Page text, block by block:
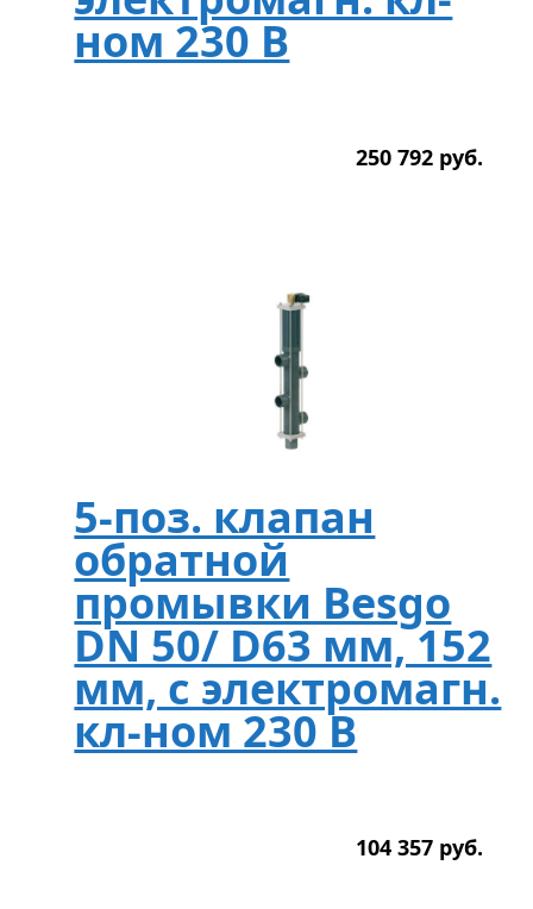
ном 230 В
250 792 руб.
5-поз. клапан
обратной
промывки Besgo
DN 50/ D63 мм, 152
мм, с электромагн.
кл-ном 230 В
104 357 руб.